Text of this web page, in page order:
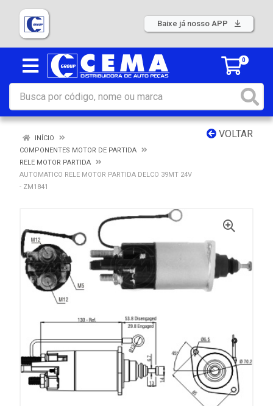
Baixe já nosso APP
0
VOLTAR
INÍCIO
COMPONENTES MOTOR DE PARTIDA
RELE MOTOR PARTIDA
AUTOMATICO RELE MOTOR PARTIDA DELCO 39MT 24V
- ZM1841